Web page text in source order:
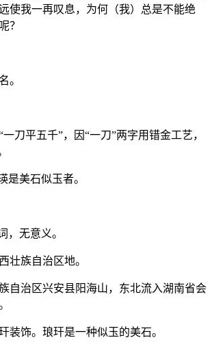
使我一再叹息，为何（我）总是不能绝
？
。
刀平五千”，因“一刀”两字用错金工艺，
是美石似玉者。
，无意义。
壮族自治区地。
自治区兴安县阳海山，东北流入湖南省会
装饰。琅玕是一种似玉的美石。